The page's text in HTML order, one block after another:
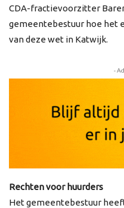
CDA-fractievoorzitter
gemeentebestuur hoe het
van deze wet in Katwijk.
-
Rechten voor huurders
Het gemeentebestuur